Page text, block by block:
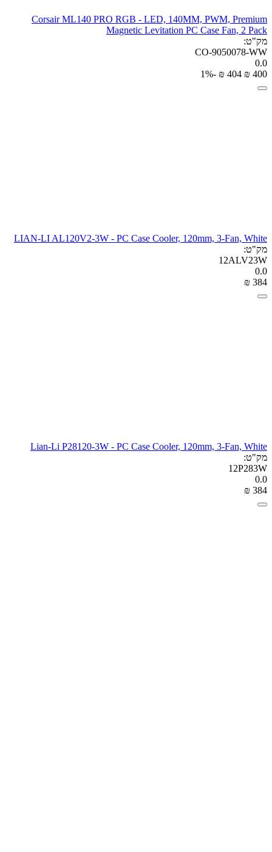
Corsair ML140 PRO RGB - LED, 140MM, PWM, Premium
Magnetic Levitation PC Case Fan, 2 Pack
מק"ט:
CO-9050078-WW
0.0
₪ ‍400‍
₪ ‍404‍
-1%
LIAN-LI AL120V2-3W - PC Case Cooler, 120mm, 3-Fan, White
מק"ט:
12ALV23W
0.0
₪ ‍384‍
Lian-Li P28120-3W - PC Case Cooler, 120mm, 3-Fan, White
מק"ט:
12P283W
0.0
₪ ‍384‍